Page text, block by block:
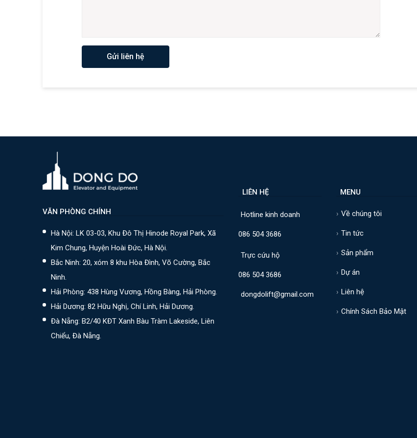
Gửi liên hệ
VĂN PHÒNG CHÍNH
Hà Nội: LK 03-03, Khu Đô Thị Hinode Royal Park, Xã
Kim Chung, Huyện Hoài Đức, Hà Nội.
Bắc Ninh: 20, xóm 8 khu Hòa Đình, Võ Cường, Bắc
Ninh.
Hải Phòng: 438 Hùng Vương, Hồng Bàng, Hải Phòng.
Hải Dương: 82 Hữu Nghị, Chí Linh, Hải Dương.
Đà Nẵng: B2/40 KĐT Xanh Bàu Tràm Lakeside, Liên
Chiểu, Đà Nẵng.
LIÊN HỆ
Hotline kinh doanh
086 504 3686
Trực cứu hộ
086 504 3686
dongdolift@gmail.com
MENU
Về chúng tôi
Tin tức
Sản phẩm
Dự án
Liên hệ
Chính Sách Bảo Mật